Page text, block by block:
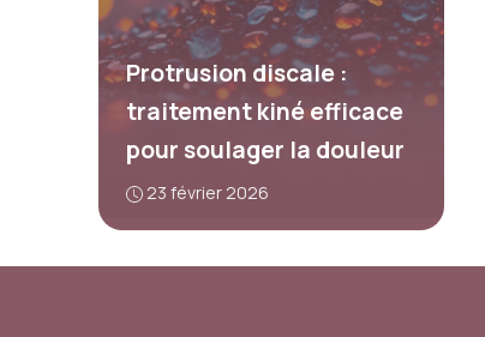
Protrusion discale :
traitement kiné efficace
pour soulager la douleur
23 février 2026